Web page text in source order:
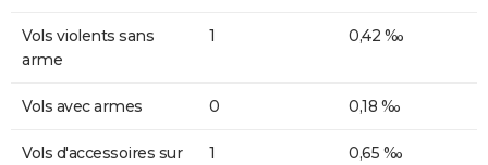
Vols violents sans
arme
1 0,42 ‰
Vols avec armes 0 0,18 ‰
Vols d'accessoires sur
1 0,65 ‰